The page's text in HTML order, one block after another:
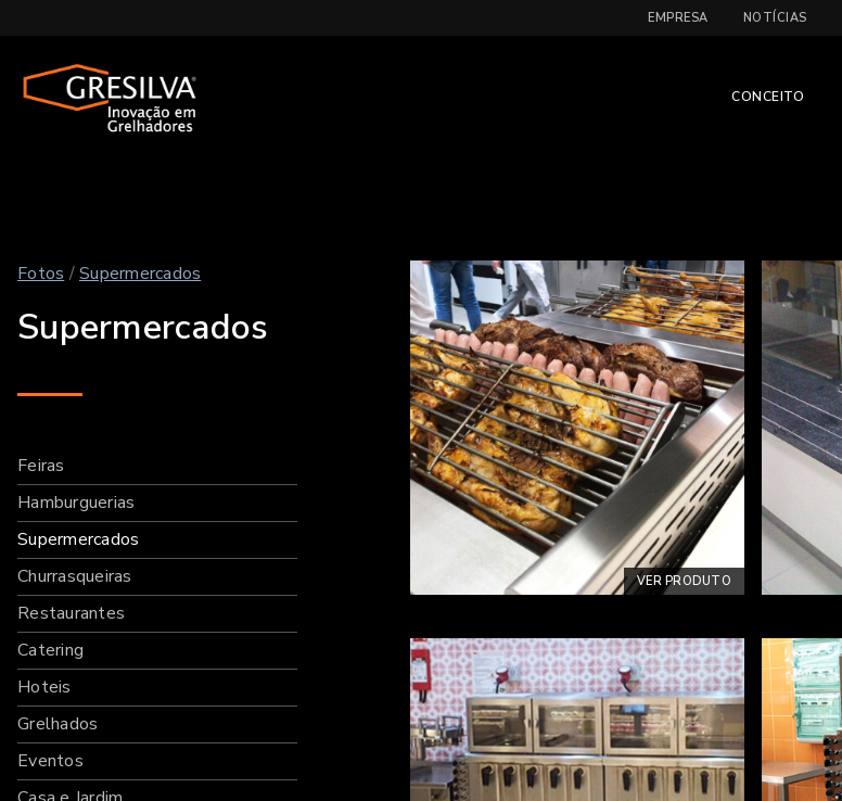
EMPRESA NOTÍCIAS
CONCEITO
Fotos /Supermercados
Supermercados
Feiras
Hamburguerias
Supermercados
Churrasqueiras
Restaurantes
Catering
Hoteis
Grelhados
Eventos
VER PRODUTO